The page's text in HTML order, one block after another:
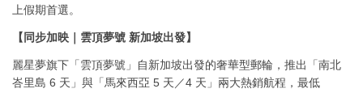
上假期首選。
【同步加映｜雲頂夢號 新加坡出發】
麗星夢旗下「雲頂夢號」自新加坡出發的奢華型郵輪，推出「南北
峇里島 6 天」與「馬來西亞 5 天／4 天」兩大熱銷航程，最低